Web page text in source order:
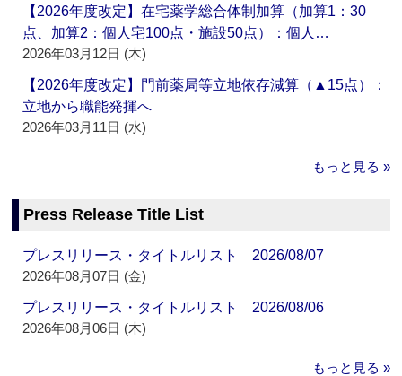
【2026年度改定】在宅薬学総合体制加算（加算1：30
点、加算2：個人宅100点・施設50点）：個人…
2026年03月12日 (木)
【2026年度改定】門前薬局等立地依存減算（▲15点）：
立地から職能発揮へ
2026年03月11日 (水)
もっと見る »
Press Release Title List
プレスリリース・タイトルリスト 2026/08/07
2026年08月07日 (金)
プレスリリース・タイトルリスト 2026/08/06
2026年08月06日 (木)
もっと見る »